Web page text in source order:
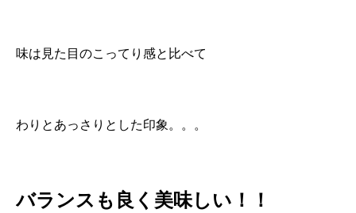
味は見た目のこってり感と比べて
わりとあっさりとした印象。。。
バランスも良く美味しい！！